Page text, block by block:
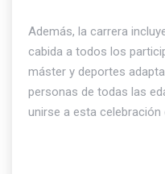
Además, la carrera
cabida a todos los
máster y deportes
personas de todas las
unirse a esta celebración